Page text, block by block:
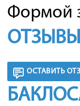
Формой
ОСТАВИТЬ